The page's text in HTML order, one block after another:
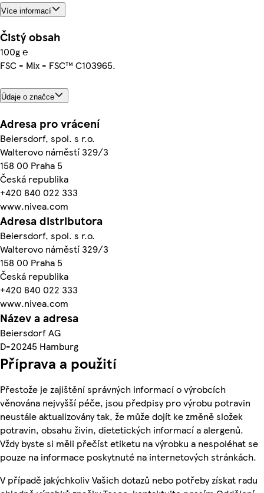
Více informací
Čistý obsah
100g ℮
FSC - Mix - FSC™ C103965.
Údaje o značce
Adresa pro vrácení
Beiersdorf, spol. s r.o.
Walterovo náměstí 329/3
158 00 Praha 5
Česká republika
+420 840 022 333
www.nivea.com
Adresa distributora
Beiersdorf, spol. s r.o.
Walterovo náměstí 329/3
158 00 Praha 5
Česká republika
+420 840 022 333
www.nivea.com
Název a adresa
Beiersdorf AG
D-20245 Hamburg
Příprava a použití
Přestože je zajištění správných informací o výrobcích
věnována nejvyšší péče, jsou předpisy pro výrobu potravin
neustále aktualizovány tak, že může dojít ke změně složek
potravin, obsahu živin, dietetických informací a alergenů.
Vždy byste si měli přečíst etiketu na výrobku a nespoléhat se
pouze na informace poskytnuté na internetových stránkách.
V případě jakýchkoliv Vašich dotazů nebo potřeby získat radu